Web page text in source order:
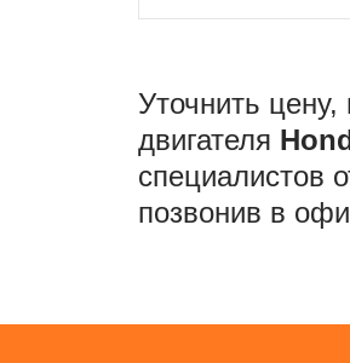
Уточнить цену,
двигателя
специалистов
позвонив в